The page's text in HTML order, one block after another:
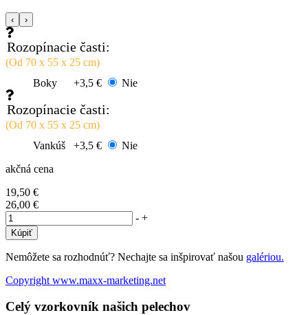
‹ ›
Rozopínacie časti:
(Od 70 x 55 x 25 cm)
Boky
+3,5 € Nie
Rozopínacie časti:
(Od 70 x 55 x 25 cm)
Vankúš
+3,5 €
Nie
akčná cena
19,50 €
26,00 €
- +
Nemôžete sa rozhodnúť? Nechajte sa inšpirovať našou galériou.
Copyright www.maxx-marketing.net
Celý vzorkovník našich pelechov